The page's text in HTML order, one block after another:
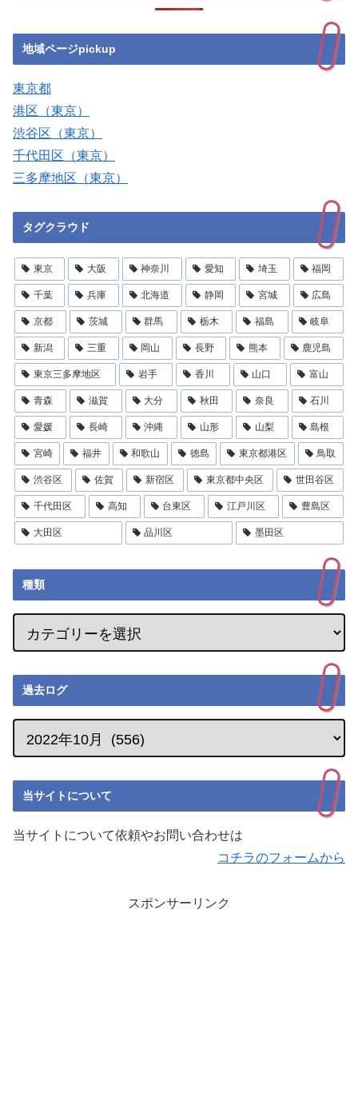
地域ページpickup
東京都
港区（東京）
渋谷区（東京）
千代田区（東京）
三多摩地区（東京）
タグクラウド
東京 大阪 神奈川 愛知 埼玉 福岡
千葉 兵庫 北海道 静岡 宮城 広島
京都 茨城 群馬 栃木 福島 岐阜
新潟 三重 岡山 長野 熊本 鹿児島
東京三多摩地区 岩手 香川 山口 富山
青森 滋賀 大分 秋田 奈良 石川
愛媛 長崎 沖縄 山形 山梨 島根
宮崎 福井 和歌山 徳島 東京都港区 鳥取
渋谷区 佐賀 新宿区 東京都中央区 世田谷区
千代田区 高知 台東区 江戸川区 豊島区
大田区 品川区 墨田区
種類
過去ログ
当サイトについて
当サイトについて依頼やお問い合わせは
コチラのフォームから
スポンサーリンク